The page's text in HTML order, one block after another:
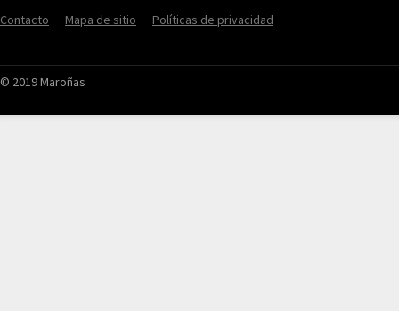
Contacto Mapa de sitio Políticas de privacidad
© 2019 Maroñas